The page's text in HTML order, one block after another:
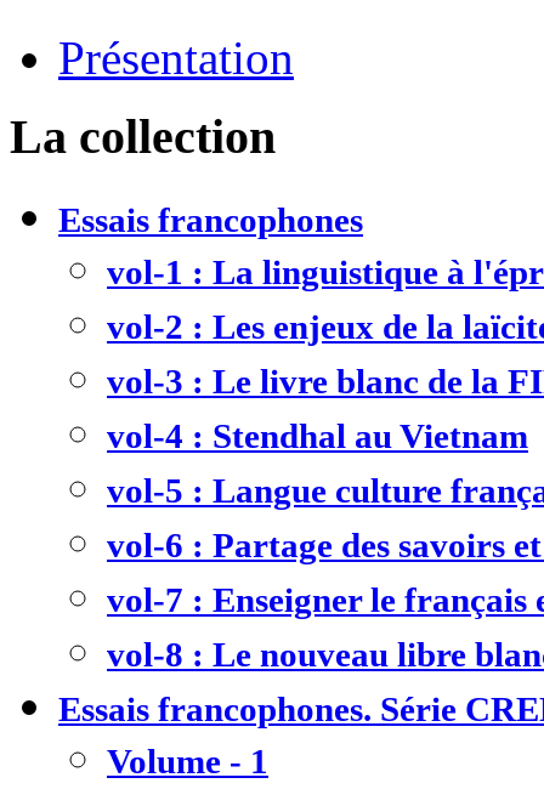
Présentation
La collection
Essais francophones
vol-1 : La linguistique à
vol-2 : Les enjeux de la
vol-3 : Le livre blanc de la
vol-4 : Stendhal au Vietnam
vol-5 : Langue culture
vol-6 : Partage des savoirs
vol-7 : Enseigner le
vol-8 : Le nouveau libre
Essais francophones. Série
Volume - 1